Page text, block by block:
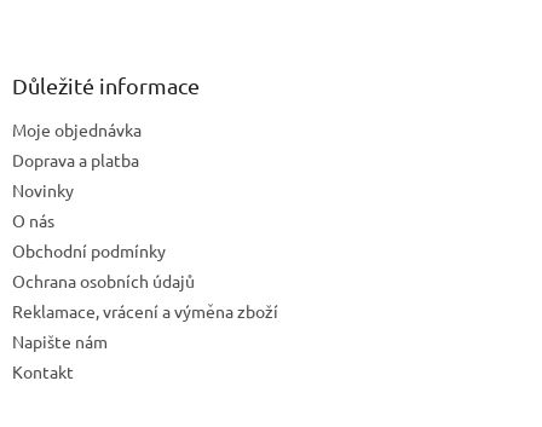
Důležité informace
Moje objednávka
Doprava a platba
Novinky
O nás
Obchodní podmínky
Ochrana osobních údajů
Reklamace, vrácení a výměna zboží
Napište nám
Kontakt